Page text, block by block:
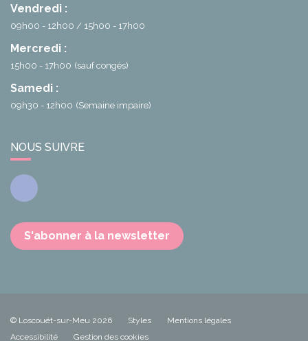
Vendredi :
09h00 - 12h00 15h00 - 17h00
Mercredi :
15h00 - 17h00 (sauf congés)
Samedi :
09h30 - 12h00 (Semaine impaire)
NOUS SUIVRE
Facebook
S'abonner à la newsletter
© Loscouët-sur-Meu 2026 Styles
Mentions légales
Accessibilité
Gestion des cookies